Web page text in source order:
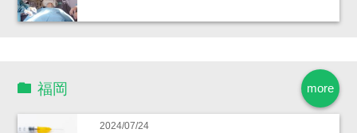
more
福岡
2024/07/24